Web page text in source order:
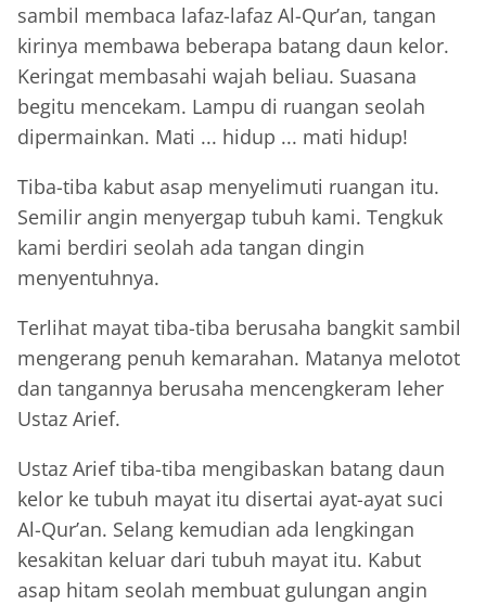
sambil membaca lafaz-lafaz Al-Qur’an, tangan
kirinya membawa beberapa batang daun kelor.
Keringat membasahi wajah beliau. Suasana
begitu mencekam. Lampu di ruangan seolah
dipermainkan. Mati ... hidup ... mati hidup!
Tiba-tiba kabut asap menyelimuti ruangan itu.
Semilir angin menyergap tubuh kami. Tengkuk
kami berdiri seolah ada tangan dingin
menyentuhnya.
Terlihat mayat tiba-tiba berusaha bangkit sambil
mengerang penuh kemarahan. Matanya melotot
dan tangannya berusaha mencengkeram leher
Ustaz Arief.
Ustaz Arief tiba-tiba mengibaskan batang daun
kelor ke tubuh mayat itu disertai ayat-ayat suci
Al-Qur’an. Selang kemudian ada lengkingan
kesakitan keluar dari tubuh mayat itu. Kabut
asap hitam seolah membuat gulungan angin